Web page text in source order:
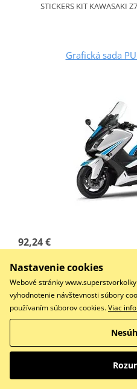
STICKERS KIT KAWASAKI
Grafická sada
92,24 €
Do košíka
STICKERS KIT TMAX
Kryt spojky
Nastavenie cookies
Webové stránky
vyhodnotenie návštevnosti súbory
používaním súborov cookies.Viac